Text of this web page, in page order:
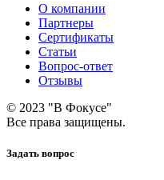
О компании
Партнеры
Сертификаты
Статьи
Вопрос-ответ
Отзывы
© 2023 "В Фокусе"
Все права защищены.
Задать вопрос